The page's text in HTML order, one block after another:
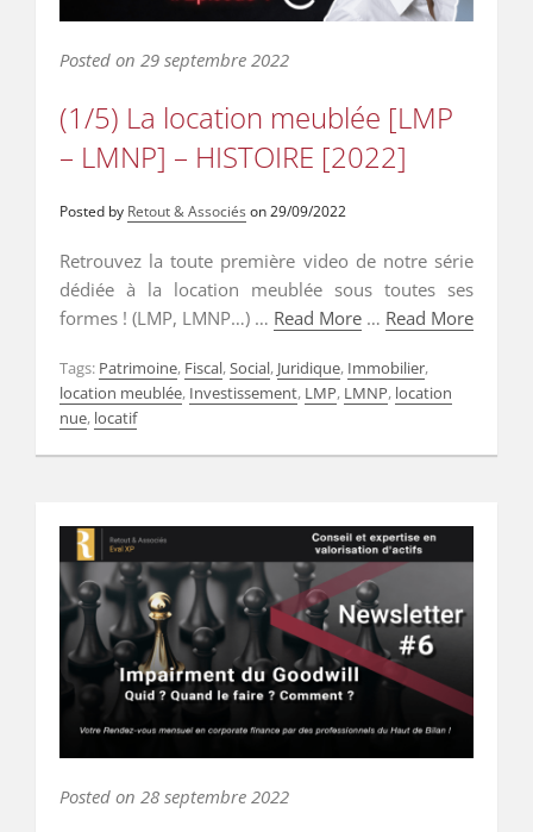
Posted on 29 septembre 2022
(1/5) La location meublée [LMP
– LMNP] – HISTOIRE [2022]
Posted by Retout & Associés on29/09/2022
Retrouvez la toute première video de notre série
dédiée à la location meublée sous toutes ses
formes ! (LMP, LMNP…) … Read More … Read More
Tags: Patrimoine, Fiscal,Social, Juridique, Immobilier,
location meublée, Investissement, LMP, LMNP, location
nue, locatif
Posted on 28 septembre 2022